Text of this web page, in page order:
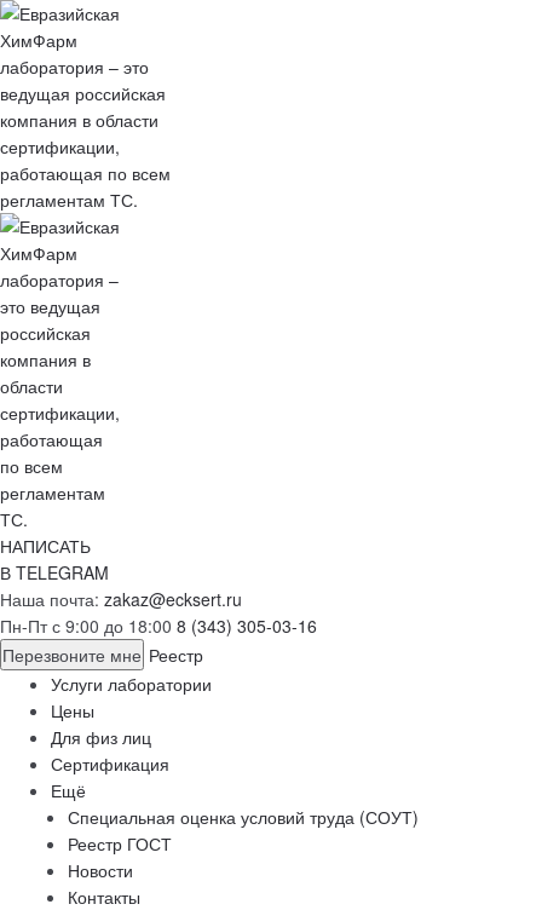
НАПИСАТЬ
В TELEGRAM
Наша почта: zakaz@ecksert.ru
Пн-Пт с 9:00 до 18:00 8 (343) 305-03-16
Перезвоните мне Реестр
Услуги лаборатории
Цены
Для физ лиц
Сертификация
Ещё
Специальная оценка условий труда (СОУТ)
Реестр ГОСТ
Новости
Контакты